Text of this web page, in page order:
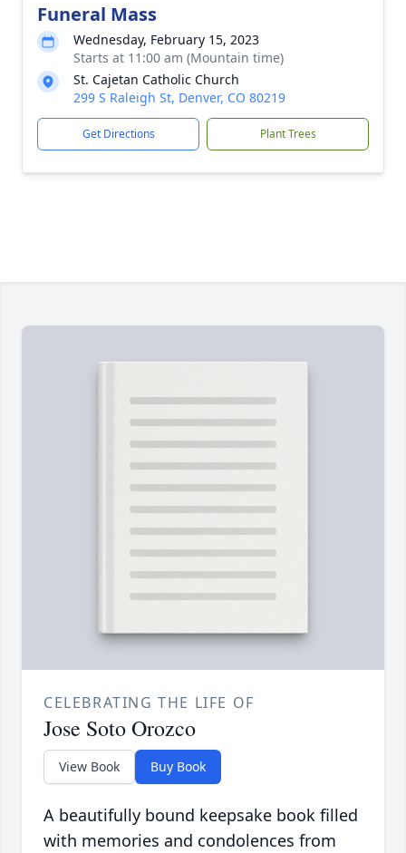
Funeral Mass
Wednesday, February 15, 2023
Starts at 11:00 am (Mountain time)
St. Cajetan Catholic Church
299 S Raleigh St, Denver, CO 80219
Get Directions Plant Trees
CELEBRATING THE LIFE OF
Jose Soto Orozco
View Book Buy Book
A beautifully bound keepsake book filled
with memories and condolences from